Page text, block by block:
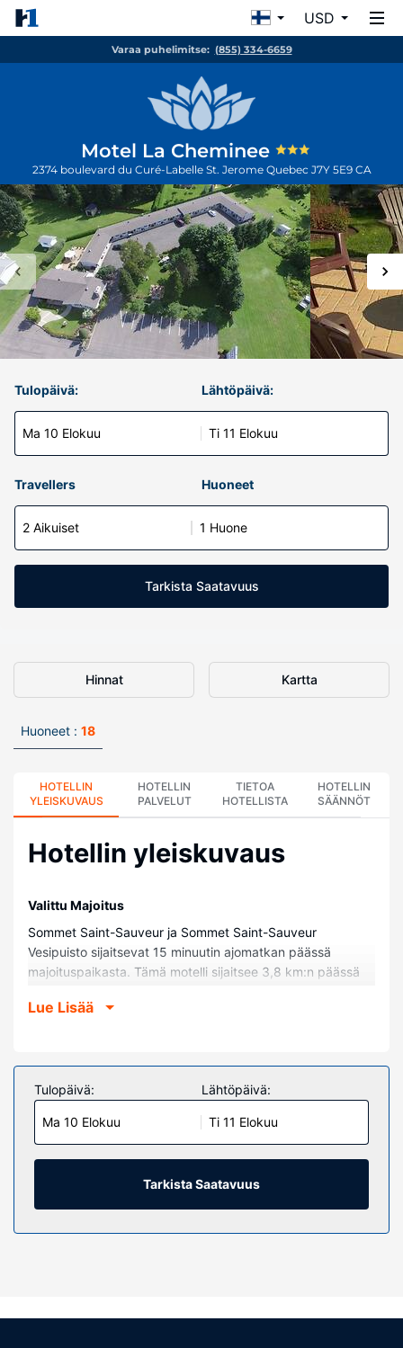
USD
Varaa puhelimitse: (855) 334-6659
Motel La Cheminee
2374 boulevard du Curé-Labelle St. Jerome Quebec J7Y 5E9 CA
Tulopäivä:
Ma 10 Elokuu
Lähtöpäivä:
Ti 11 Elokuu
Travellers Huoneet
2 Aikuiset 1 Huone
Tarkista Saatavuus
Hinnat Kartta
Huoneet : 18
HOTELLIN
YLEISKUVAUS
HOTELLIN
PALVELUT
TIETOA
HOTELLISTA
HOTELLIN
SÄÄNNÖT
Hotellin yleiskuvaus
Valittu Majoitus
Sommet Saint-Sauveur ja Sommet Saint-Sauveur
Vesipuisto sijaitsevat 15 minuutin ajomatkan päässä
majoituspaikasta. Tämä motelli sijaitsee 3,8 km:n päässä
päässä kohteesta Carrefour du Nord.
Kaikkien 18 huoneen varusteluun kuuluu jääkaappi ja LED-
TVt. Mukavuuksiin kuuluu DVD-soitin ja digitaalikanavat.
Käytössäsi on myös ilmainen langaton internetyhteys.
Kylpyhuoneesta löytyy ilmaiset hygieniatuotteet ja
hiustenkuivaaja. Huone siivotaan päivittäin. Huoneissa on
työpöytä ja mikroaaltouuni.
Kiinteistön miellyttävyys
internetyhteys ja piknikalue.
Lue Lisää
Tulopäivä:
Ma 10 Elokuu
Lähtöpäivä:
Ti 11 Elokuu
Tarkista Saatavuus